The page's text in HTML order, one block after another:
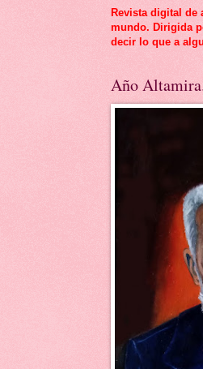
Revista digital de
mundo. Dirigida
decir lo que a
Año